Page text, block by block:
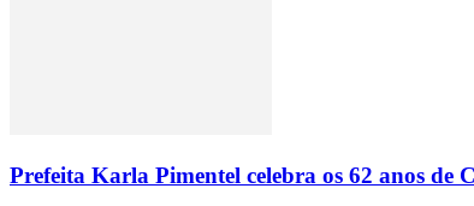
Prefeita Karla Pimentel celebra os 62 anos de